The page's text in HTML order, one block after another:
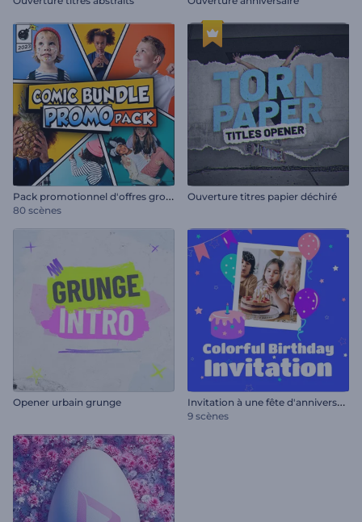
P
ack promotionnel d'offres groupées de bandes dessinées
80 scènes
Ouverture titres papier déchiré
Opener urbain grunge I
nvitation à une fête d'anniversaire
9 scènes